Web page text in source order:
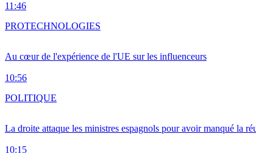
11:46
Au cœur de l'expérience de l'UE sur les influenceurs
10:56
PROTECHNOLOGIES
La droite attaque les ministres espagnols pour avoir manqué la
10:15
POLITIQUE